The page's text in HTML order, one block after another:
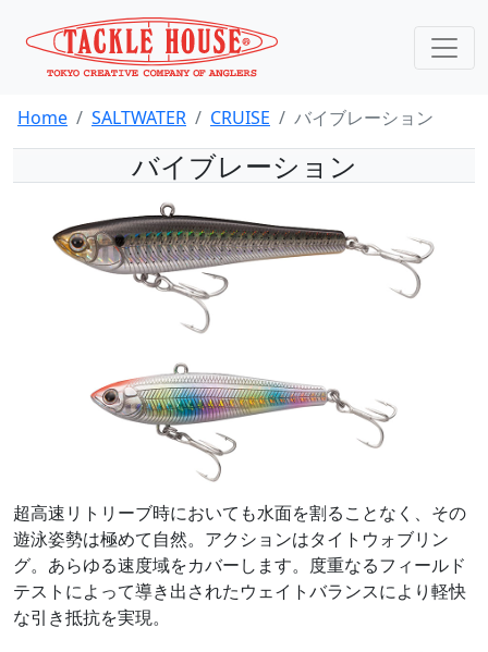
Home SALTWATER CRUISE バイブレーション
バイブレーション
超高速リトリーブ時においても水面を割ることなく、その
遊泳姿勢は極めて自然。アクションはタイトウォブリン
グ。あらゆる速度域をカバーします。度重なるフィールド
テストによって導き出されたウェイトバランスにより軽快
な引き抵抗を実現。